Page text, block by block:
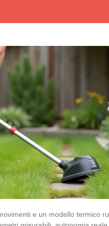
e un modello termico